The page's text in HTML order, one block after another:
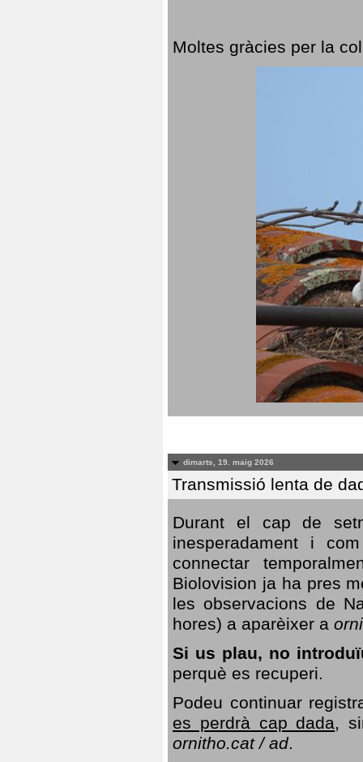
Moltes gràcies per la
dimarts, 19. maig 2026
Transmissió lenta de
Durant el cap de
inesperadament i
connectar
Biolovision ja ha pres
les observacions de
hores) a aparèixer a
Si us plau, no
perquè es recuperi.
Podeu continuar
es perdrà cap dada,
ornitho.cat / ad.